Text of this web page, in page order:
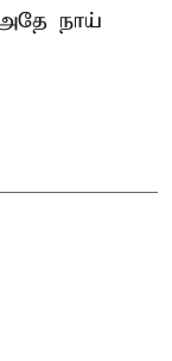
நாய்